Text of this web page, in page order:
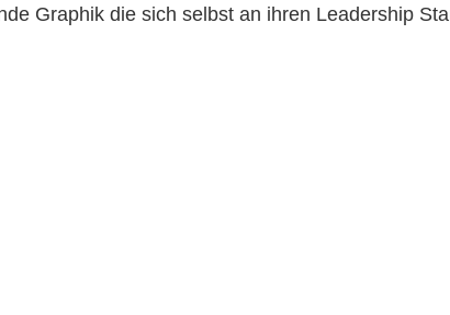
Graphik die sich selbst an ihren Leadership